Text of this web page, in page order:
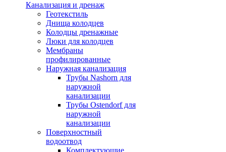
Канализация и дренаж
Геотекстиль
Днища колодцев
Колодцы дренажные
Люки для колодцев
Мембраны
профилированные
Наружная канализация
Трубы Nashorn для
наружной
канализации
Трубы Ostendorf для
наружной
канализации
Поверхностный
водоотвод